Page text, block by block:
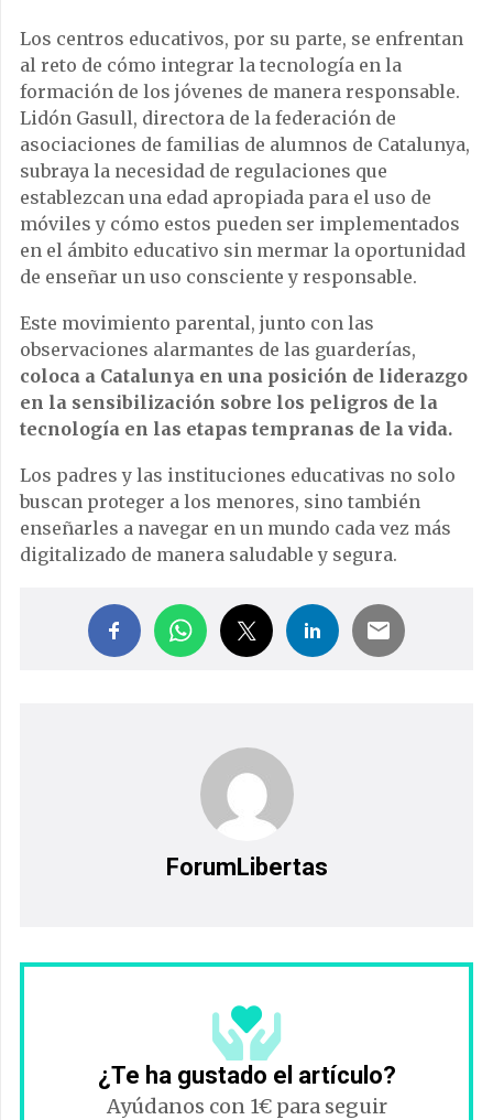
Los centros educativos, por su parte, se enfrentan
al reto de cómo integrar la tecnología en la
formación de los jóvenes de manera responsable.
Lidón Gasull, directora de la federación de
asociaciones de familias de alumnos de Catalunya,
subraya la necesidad de regulaciones que
establezcan una edad apropiada para el uso de
móviles y cómo estos pueden ser implementados
en el ámbito educativo sin mermar la oportunidad
de enseñar un uso consciente y responsable.
Este movimiento parental, junto con las
observaciones alarmantes de las guarderías,
coloca a Catalunya en una posición de liderazgo
en la sensibilización sobre los peligros de la
tecnología en las etapas tempranas de la vida.
Los padres y las instituciones educativas no solo
buscan proteger a los menores, sino también
enseñarles a navegar en un mundo cada vez más
digitalizado de manera saludable y segura.
ForumLibertas
¿Te ha gustado el artículo?
Ayúdanos con 1€ para seguir